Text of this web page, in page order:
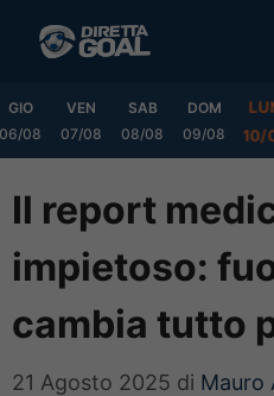
GIO
06/08
VEN
07/08
SAB
08/08
DOM
09/08
10/
Il report
impietoso:
cambia tutto
21 Agosto 2025 di Mauro